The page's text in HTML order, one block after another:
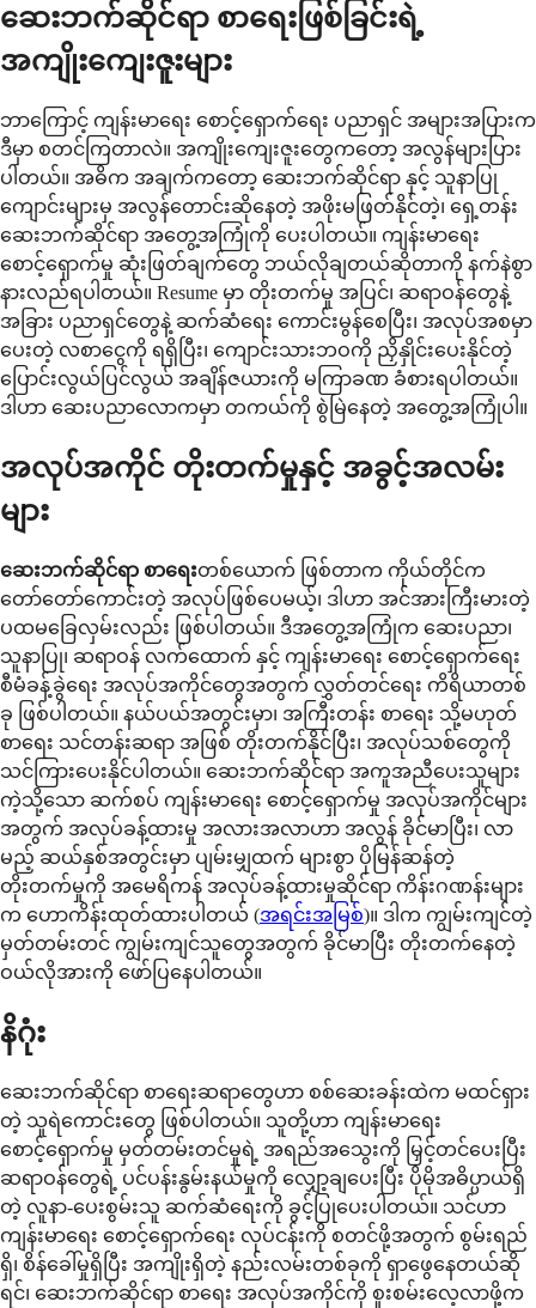
ဆေးဘက်ဆိုင်ရာ စာရေးဖြစ်ခြင်းရဲ့
အကျိုးကျေးဇူးများ
ဘာကြောင့် ကျန်းမာရေး စောင့်ရှောက်ရေး ပညာရှင် အများအပြားက
ဒီမှာ စတင်ကြတာလဲ။ အကျိုးကျေးဇူးတွေကတော့ အလွန်များပြား
ပါတယ်။ အဓိက အချက်ကတော့ ဆေးဘက်ဆိုင်ရာ နှင့် သူနာပြု
ကျောင်းများမှ အလွန်တောင်းဆိုနေတဲ့ အဖိုးမဖြတ်နိုင်တဲ့၊ ရှေ့တန်း
ဆေးဘက်ဆိုင်ရာ အတွေ့အကြုံကို ပေးပါတယ်။ ကျန်းမာရေး
စောင့်ရှောက်မှု ဆုံးဖြတ်ချက်တွေ ဘယ်လိုချတယ်ဆိုတာကို နက်နဲစွာ
နားလည်ရပါတယ်။ Resume မှာ တိုးတက်မှု အပြင်၊ ဆရာဝန်တွေနဲ့
အခြား ပညာရှင်တွေနဲ့ ဆက်ဆံရေး ကောင်းမွန်စေပြီး၊ အလုပ်အစမှာ
ပေးတဲ့ လစာငွေကို ရရှိပြီး၊ ကျောင်းသားဘဝကို ညှိနှိုင်းပေးနိုင်တဲ့
ပြောင်းလွယ်ပြင်လွယ် အချိန်ဇယားကို မကြာခဏ ခံစားရပါတယ်။
ဒါဟာ ဆေးပညာလောကမှာ တကယ်ကို စွဲမြဲနေတဲ့ အတွေ့အကြုံပါ။
အလုပ်အကိုင် တိုးတက်မှုနှင့် အခွင့်အလမ်း
များ
ဆေးဘက်ဆိုင်ရာ စာရေးတစ်ယောက် ဖြစ်တာက ကိုယ်တိုင်က
တော်တော်ကောင်းတဲ့ အလုပ်ဖြစ်ပေမယ့်၊ ဒါဟာ အင်အားကြီးမားတဲ့
ပထမခြေလှမ်းလည်း ဖြစ်ပါတယ်။ ဒီအတွေ့အကြုံက ဆေးပညာ၊
သူနာပြု၊ ဆရာဝန် လက်ထောက် နှင့် ကျန်းမာရေး စောင့်ရှောက်ရေး
စီမံခန့်ခွဲရေး အလုပ်အကိုင်တွေအတွက် လွှတ်တင်ရေး ကိရိယာတစ်
ခု ဖြစ်ပါတယ်။ နယ်ပယ်အတွင်းမှာ၊ အကြီးတန်း စာရေး သို့မဟုတ်
စာရေး သင်တန်းဆရာ အဖြစ် တိုးတက်နိုင်ပြီး၊ အလုပ်သစ်တွေကို
သင်ကြားပေးနိုင်ပါတယ်။ ဆေးဘက်ဆိုင်ရာ အကူအညီပေးသူများ
ကဲ့သို့သော ဆက်စပ် ကျန်းမာရေး စောင့်ရှောက်မှု အလုပ်အကိုင်များ
အတွက် အလုပ်ခန့်ထားမှု အလားအလာဟာ အလွန် ခိုင်မာပြီး၊ လာ
မည့် ဆယ်နှစ်အတွင်းမှာ ပျမ်းမျှထက် များစွာ ပိုမြန်ဆန်တဲ့
တိုးတက်မှုကို အမေရိကန် အလုပ်ခန့်ထားမှုဆိုင်ရာ ကိန်းဂဏန်းများ
က ဟောကိန်းထုတ်ထားပါတယ် (အရင်းအမြစ်)။ ဒါက ကျွမ်းကျင်တဲ့
မှတ်တမ်းတင် ကျွမ်းကျင်သူတွေအတွက် ခိုင်မာပြီး တိုးတက်နေတဲ့
ဝယ်လိုအားကို ဖော်ပြနေပါတယ်။
နိဂုံး
ဆေးဘက်ဆိုင်ရာ စာရေးဆရာတွေဟာ စစ်ဆေးခန်းထဲက မထင်ရှား
တဲ့ သူရဲကောင်းတွေ ဖြစ်ပါတယ်။ သူတို့ဟာ ကျန်းမာရေး
စောင့်ရှောက်မှု မှတ်တမ်းတင်မှုရဲ့ အရည်အသွေးကို မြှင့်တင်ပေးပြီး
ဆရာဝန်တွေရဲ့ ပင်ပန်းနွမ်းနယ်မှုကို လျှော့ချပေးပြီး ပိုမိုအဓိပ္ပာယ်ရှိ
တဲ့ လူနာ-ပေးစွမ်းသူ ဆက်ဆံရေးကို ခွင့်ပြုပေးပါတယ်။ သင်ဟာ
ကျန်းမာရေး စောင့်ရှောက်ရေး လုပ်ငန်းကို စတင်ဖို့အတွက် စွမ်းရည်
ရှိ၊ စိန်ခေါ်မှုရှိပြီး အကျိုးရှိတဲ့ နည်းလမ်းတစ်ခုကို ရှာဖွေနေတယ်ဆို
ရင်၊ ဆေးဘက်ဆိုင်ရာ စာရေး အလုပ်အကိုင်ကို စူးစမ်းလေ့လာဖို့က